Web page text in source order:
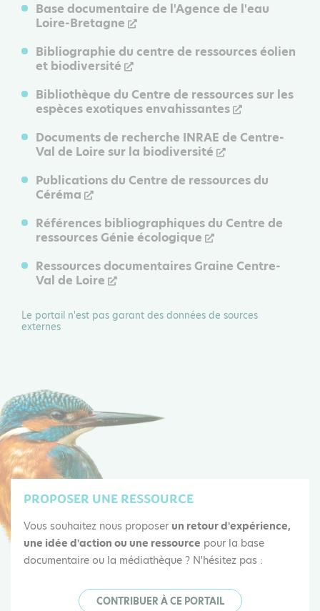
Base documentaire de l'Agence de l'eau
Loire-Bretagne
Bibliographie du centre de ressources éolien
et biodiversité
Bibliothèque du Centre de ressources sur les
espèces exotiques envahissantes
Documents de recherche INRAE de Centre-
Val de Loire sur la biodiversité
Publications du Centre de ressources du
Céréma
Références bibliographiques du Centre de
ressources Génie écologique
Ressources documentaires Graine Centre-
Val de Loire
Le portail n'est pas garant des données de sources
externes
PROPOSER UNE RESSOURCE
Vous souhaitez nous proposer un retour d'expérience,
une idée d'action ou une ressource pour la base
documentaire ou la médiathèque ? N'hésitez pas :
CONTRIBUER À CE PORTAIL